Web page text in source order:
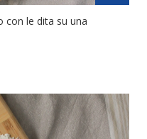
con le dita su una